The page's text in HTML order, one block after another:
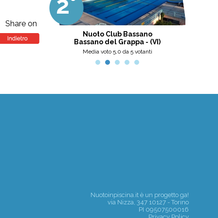
Share on
Ottima scelta, nel pinerolese il
meglio, secondo me.
Nuoto Club Bassano
Bassano del Grappa - (VI)
Media voto 5,0 da 5 votanti
Nuotoinpiscina.it è un progetto ga!
via Nizza, 347 10127 - Torino
PI 09507500016